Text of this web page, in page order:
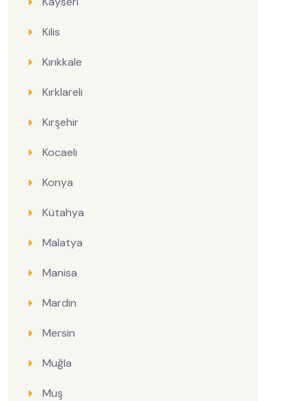
Kilis
Kırıkkale
Kırklareli
Kırşehir
Kocaeli
Konya
Kütahya
Malatya
Manisa
Mardin
Mersin
Muğla
Muş